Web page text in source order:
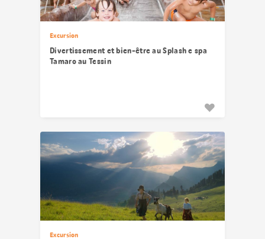
Excursion
Divertissement et bien-être au Splash e spa
Tamaro au Tessin
Excursion